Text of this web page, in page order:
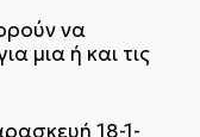
να
μια ή και τις
18-1-